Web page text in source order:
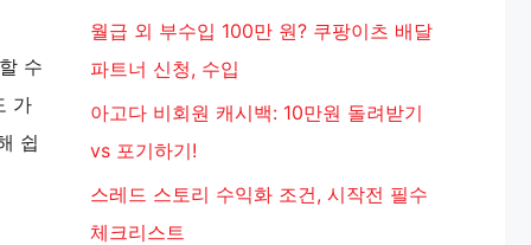
수
가
쉽
월급 외 부수입 100만 원? 쿠팡이츠 배달
파트너 신청, 수입
아고다 비회원 캐시백: 10만원 돌려받기
vs 포기하기!
스레드 스토리 수익화 조건, 시작전 필수
체크리스트